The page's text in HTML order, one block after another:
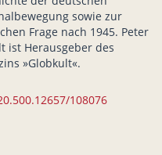
sowie zur
Frage nach 1945. Peter
ist Herausgeber des
»Globkult«.
108076